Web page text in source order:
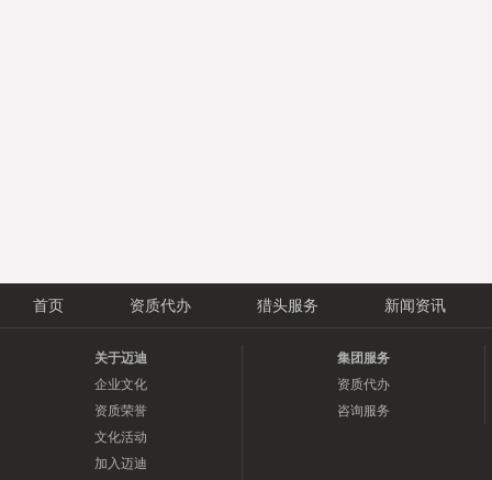
首页 资质代办 猎头服务 新闻资讯
关于迈迪
企业文化
资质荣誉
文化活动
加入迈迪
集团服务
资质代办
咨询服务